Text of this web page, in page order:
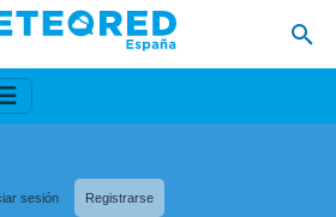
sesión Registrarse